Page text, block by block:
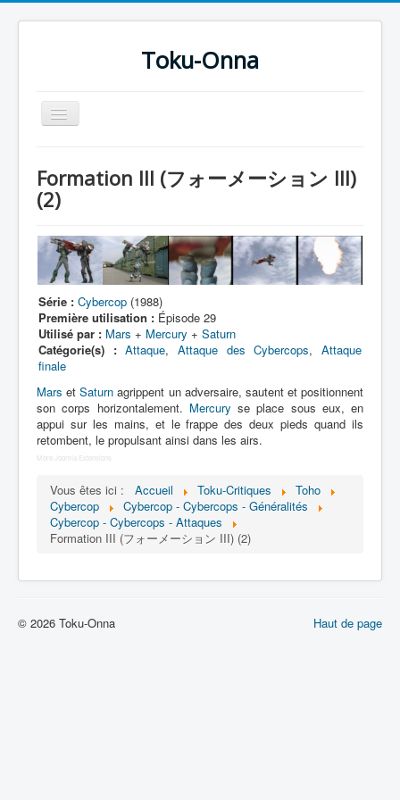
Toku-Onna
Basculer
la
Toku-Actrices
Séries
Films
COSAA
Dessins
Artiste Asperger
Lexique
Dennô keisatsu Cybercop (電脳 警
察 サイバーコップ) = Police
Série
Mechas
Formation III (フォーメーション III)
(2)
Série : Cybercop (1988)
Première utilisation : Épisode 29
Utilisé par : Mars + Mercury + Saturn
Catégorie(s) : Attaque,Attaque des Cybercops,Attaque
finale
Mars etSaturn agrippent un adversaire, sautent et positionnent
son corps horizontalement. Mercury se place sous eux, en
appui sur les mains, et le frappe des deux pieds quand ils
retombent, le propulsant ainsi dans les airs.
More Joomla Extensions
Vous êtes ici : Accueil Toku-Critiques
Toho
Cybercop
Cybercop - Cybercops - Généralités
Cybercop - Cybercops - Attaques
Formation III (フォーメーション III) (2)
Haut de page
© 2026 Toku-Onna